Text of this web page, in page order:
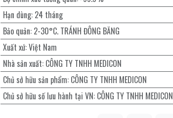
Hạn dùng: 24 tháng
Bảo quản: 2-30°C. TRÁNH ĐÔNG BĂNG
Xuất xứ:Việt Nam
Nhà sản xuất: CÔNG TY TNHH MEDICON
Chủ sở hữu sản phẩm: CÔNG TY TNHH MEDICON
Chủ sở hữu số lưu hành tại VN: CÔNG TY TNHH MEDICON